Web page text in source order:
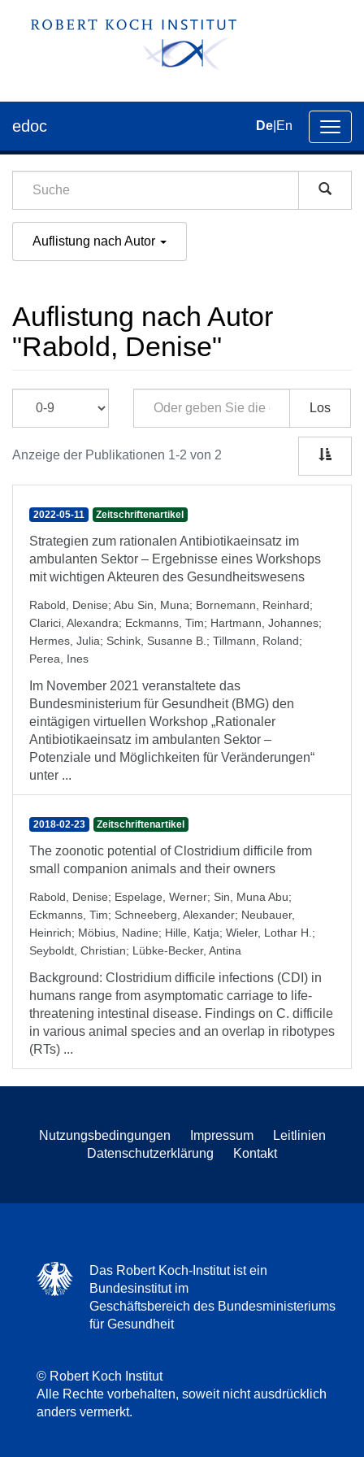
der
edoc De En
Auflistung nach Autor
Auflistung nach Autor
"Rabold, Denise"
Los
Anzeige der Publikationen 1-2 von 2
2022-05-11 Zeitschriftenartikel
Strategien zum rationalen Antibiotikaeinsatz im
ambulanten Sektor – Ergebnisse eines Workshops
mit wichtigen Akteuren des Gesundheitswesens
Rabold, Denise; Abu Sin, Muna; Bornemann, Reinhard;
Clarici, Alexandra; Eckmanns, Tim; Hartmann, Johannes;
Hermes, Julia; Schink, Susanne B. ; Tillmann, Roland;
Perea, Ines
Im November 2021 veranstaltete das
Bundesministerium für Gesundheit (BMG) den
eintägigen virtuellen Workshop „Rationaler
Antibiotikaeinsatz im ambulanten Sektor –
Potenziale und Möglichkeiten für Veränderungen“
unter ...
2018-02-23 Zeitschriftenartikel
The zoonotic potential of Clostridium difficile from
small companion animals and their owners
Rabold, Denise; Espelage, Werner; Sin, Muna Abu;
Eckmanns, Tim; Schneeberg, Alexander; Neubauer,
Heinrich; Möbius, Nadine; Hille, Katja; Wieler, Lothar H. ;
Seyboldt, Christian; Lübke-Becker, Antina
Background: Clostridium difficile infections (CDI) in
humans range from asymptomatic carriage to life-
threatening intestinal disease. Findings on C. difficile
in various animal species and an overlap in ribotypes
(RTs) ...
Nutzungsbedingungen Impressum
Leitlinien
Datenschutzerklärung
Kontakt
Das Robert Koch-Institut ist ein
Bundesinstitut im
Geschäftsbereich des Bundesministeriums
für Gesundheit
© Robert Koch Institut
Alle Rechte vorbehalten, soweit nicht ausdrücklich
anders vermerkt.